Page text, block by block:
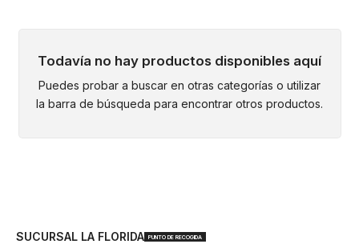
Todavía no hay productos disponibles aquí
Puedes probar a buscar en otras categorías o utilizar
la barra de búsqueda para encontrar otros productos.
SUCURSAL LA FLORIDA PUNTO DE RECOGIDA